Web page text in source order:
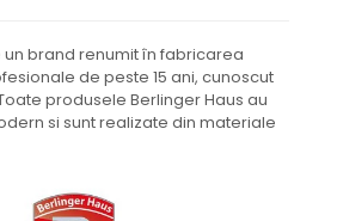
un brand renumit în fabricarea
de peste 15 ani, cunoscut
produsele Berlinger Haus au
si sunt realizate din materiale